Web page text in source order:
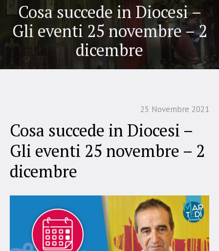
Cosa succede in Diocesi –
Gli eventi 25 novembre – 2
dicembre
25 Novembre 2021
Cosa succede in Diocesi –
Gli eventi 25 novembre – 2
dicembre